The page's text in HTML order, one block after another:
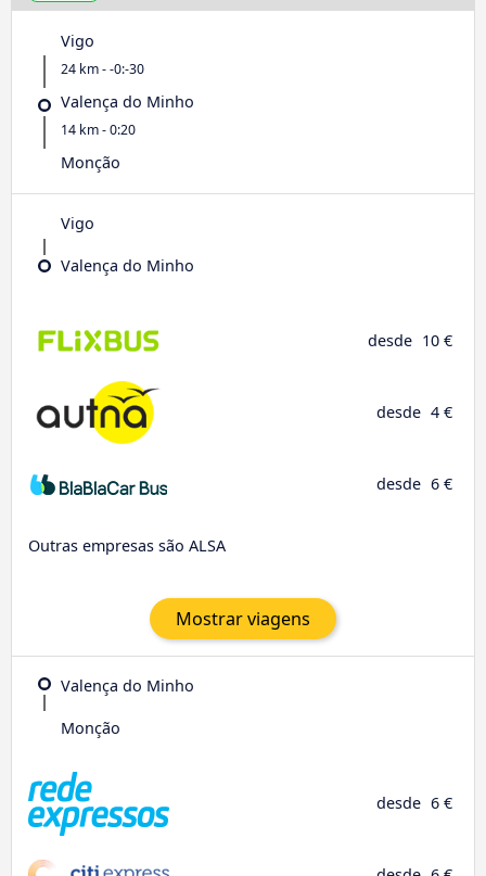
Vigo
24 km - -0:-30
Valença do Minho
14 km - 0:20
Monção
Vigo
Valença do Minho
desde 10 €
desde 4 €
desde 6 €
Outras empresas são ALSA
Mostrar viagens
Valença do Minho
Monção
desde 6 €